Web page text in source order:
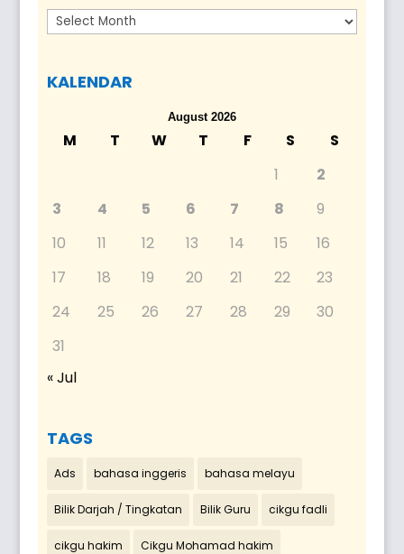
Arkib
KALENDAR
August 2026
M T W T F S
S
1
2
3
4 5 6 7 8
9
10
11 12 13 14 15
16
17
18 19 20 21 22
23
24
25 26 27 28 29
30
31
« Jul
TAGS
Ads bahasa inggeris bahasa melayu
Bilik Darjah / Tingkatan Bilik Guru cikgu fadli
cikgu hakim Cikgu Mohamad hakim